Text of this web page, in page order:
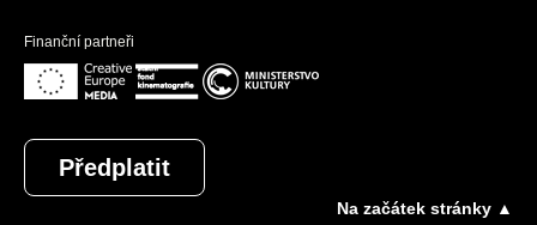
Finanční partneři
Předplatit
Na začátek stránky ▲